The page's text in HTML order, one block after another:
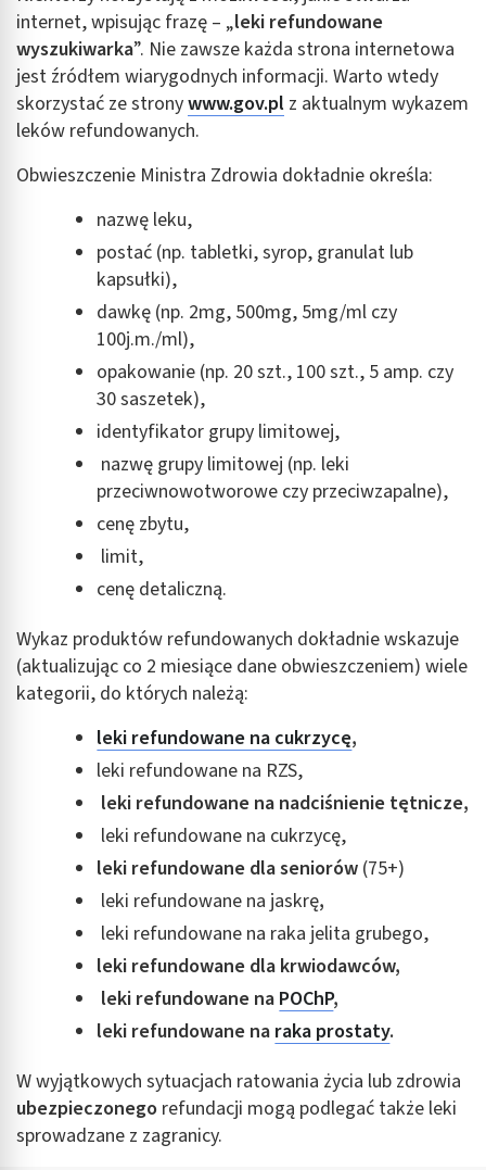
internet, wpisując frazę – „leki refundowane
wyszukiwarka”. Nie zawsze każda strona internetowa
jest źródłem wiarygodnych informacji. Warto wtedy
skorzystać ze stronywww.gov.pl z aktualnym wykazem
leków refundowanych.
Obwieszczenie Ministra Zdrowia dokładnie określa:
nazwę leku,
postać (np. tabletki, syrop, granulat lub
kapsułki),
dawkę (np. 2mg, 500mg, 5mg/ml czy
100j.m./ml),
opakowanie (np. 20 szt., 100 szt., 5 amp. czy
30 saszetek),
identyfikator grupy limitowej,
nazwę grupy limitowej (np. leki
przeciwnowotworowe czy przeciwzapalne),
cenę zbytu,
limit,
cenę detaliczną.
Wykaz produktów refundowanych dokładnie wskazuje
(aktualizując co 2 miesiące dane obwieszczeniem) wiele
kategorii, do których należą:
leki refundowane na cukrzycę,
leki refundowane na RZS,
leki refundowane na nadciśnienie tętnicze,
leki refundowane na cukrzycę,
leki refundowane dla seniorów (75+)
leki refundowane na jaskrę,
leki refundowane na raka jelita grubego,
leki refundowane dla krwiodawców,
leki refundowane na POChP,
leki refundowane na raka prostaty.
W wyjątkowych sytuacjach ratowania życia lub zdrowia
ubezpieczonego refundacji mogą podlegać także leki
sprowadzane z zagranicy.
Identyfikowanie urządzeń na podstawie
aktywnie żądanych informacji
Cele przetwarzania inne niż IAB:
Niezbędne
Wydajność (Performance)
Reklama / śledzenie